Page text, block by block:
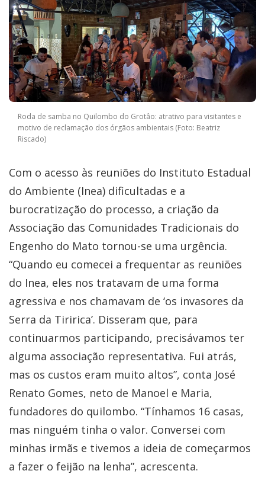
Roda de samba no Quilombo do Grotâo: atrativo para visitantes e
motivo de reclamação dos órgãos ambientais (Foto: Beatriz
Riscado)
Com o acesso às reuniões do Instituto Estadual
do Ambiente (Inea) dificultadas e a
burocratização do processo, a criação da
Associação das Comunidades Tradicionais do
Engenho do Mato tornou-se uma urgência.
“Quando eu comecei a frequentar as reuniões
do Inea, eles nos tratavam de uma forma
agressiva e nos chamavam de ‘os invasores da
Serra da Tiririca’. Disseram que, para
continuarmos participando, precisávamos ter
alguma associação representativa. Fui atrás,
mas os custos eram muito altos”, conta José
Renato Gomes, neto de Manoel e Maria,
fundadores do quilombo. “Tínhamos 16 casas,
mas ninguém tinha o valor. Conversei com
minhas irmãs e tivemos a ideia de começarmos
a fazer o feijão na lenha”, acrescenta.